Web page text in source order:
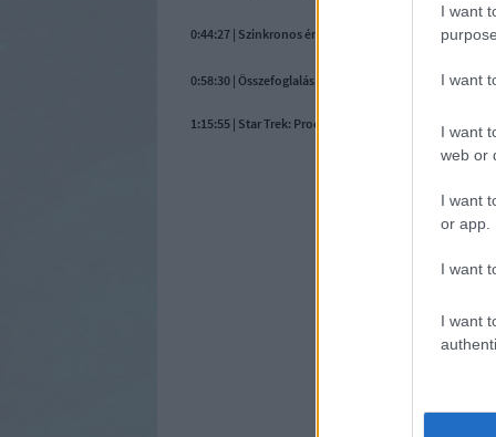
I want
I want
I want
web or
I want
or app.
I want
I want
0:44:27 | Szinkronos érdekességek
0:58:30 | Összefoglalás, értékelés
1:15:55 | Star Trek: Prodigy – első félévad